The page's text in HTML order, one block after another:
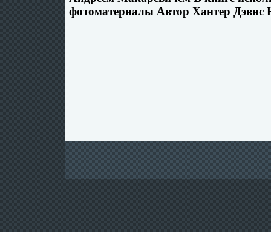
фотоматериалы Автор Хантер Дэвис